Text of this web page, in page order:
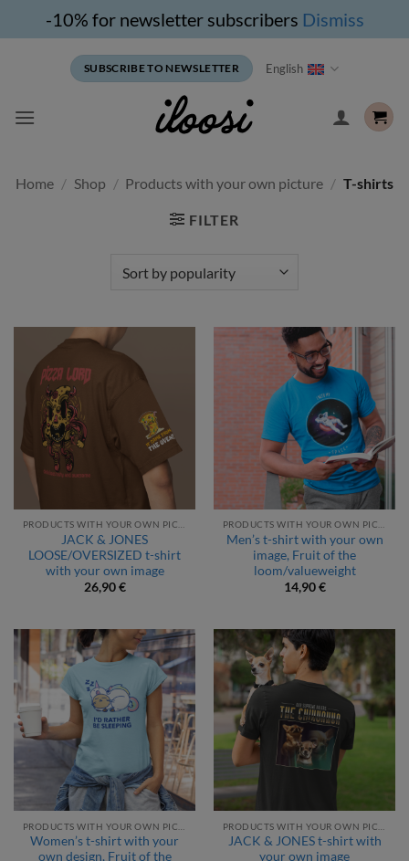
-10% for newsletter subscribers Dismiss
SUBSCRIBE TO NEWSLETTER English
Home / Shop / Products with your own picture / T-shirts
FILTER
JACK & JONES
LOOSE/OVERSIZED t-shirt
with your own image
26,90€
Men’s t-shirt with your own
image, Fruit of the
loom/valueweight
14,90€
Women’s t-shirt with your
own design, Fruit of the
JACK & JONES t-shirt with
your own image